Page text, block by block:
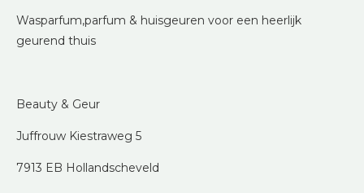
Wasparfum,parfum & huisgeuren voor een heerlijk
geurend thuis
Beauty & Geur
Juffrouw Kiestraweg 5
7913 EB Hollandscheveld